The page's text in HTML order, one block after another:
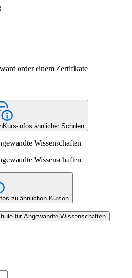
order einem Zertifikate
Kurs-Infos ähnlicher Schulen
Wissenschaften
Wissenschaften
zu ähnlichen Kursen
für Angewandte Wissenschaften